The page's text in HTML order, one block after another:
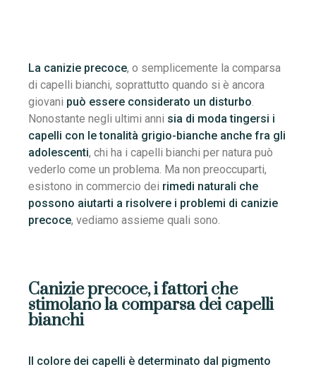
La canizie precoce, o semplicemente la comparsa
di capelli bianchi, soprattutto quando si è ancora
giovani può essere considerato un disturbo.
Nonostante negli ultimi anni sia di moda tingersi i
capelli con le tonalità grigio-bianche anche fra gli
adolescenti, chi ha i capelli bianchi per natura può
vederlo come un problema. Ma non preoccuparti,
esistono in commercio dei rimedi naturali che
possono aiutarti a risolvere i problemi di canizie
precoce, vediamo assieme quali sono.
Canizie precoce, i fattori che
stimolano la comparsa dei capelli
bianchi
Il colore dei capelli è determinato dal pigmento